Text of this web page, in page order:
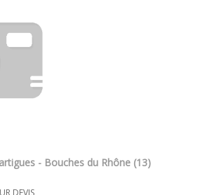
- Bouches du Rhône (13)